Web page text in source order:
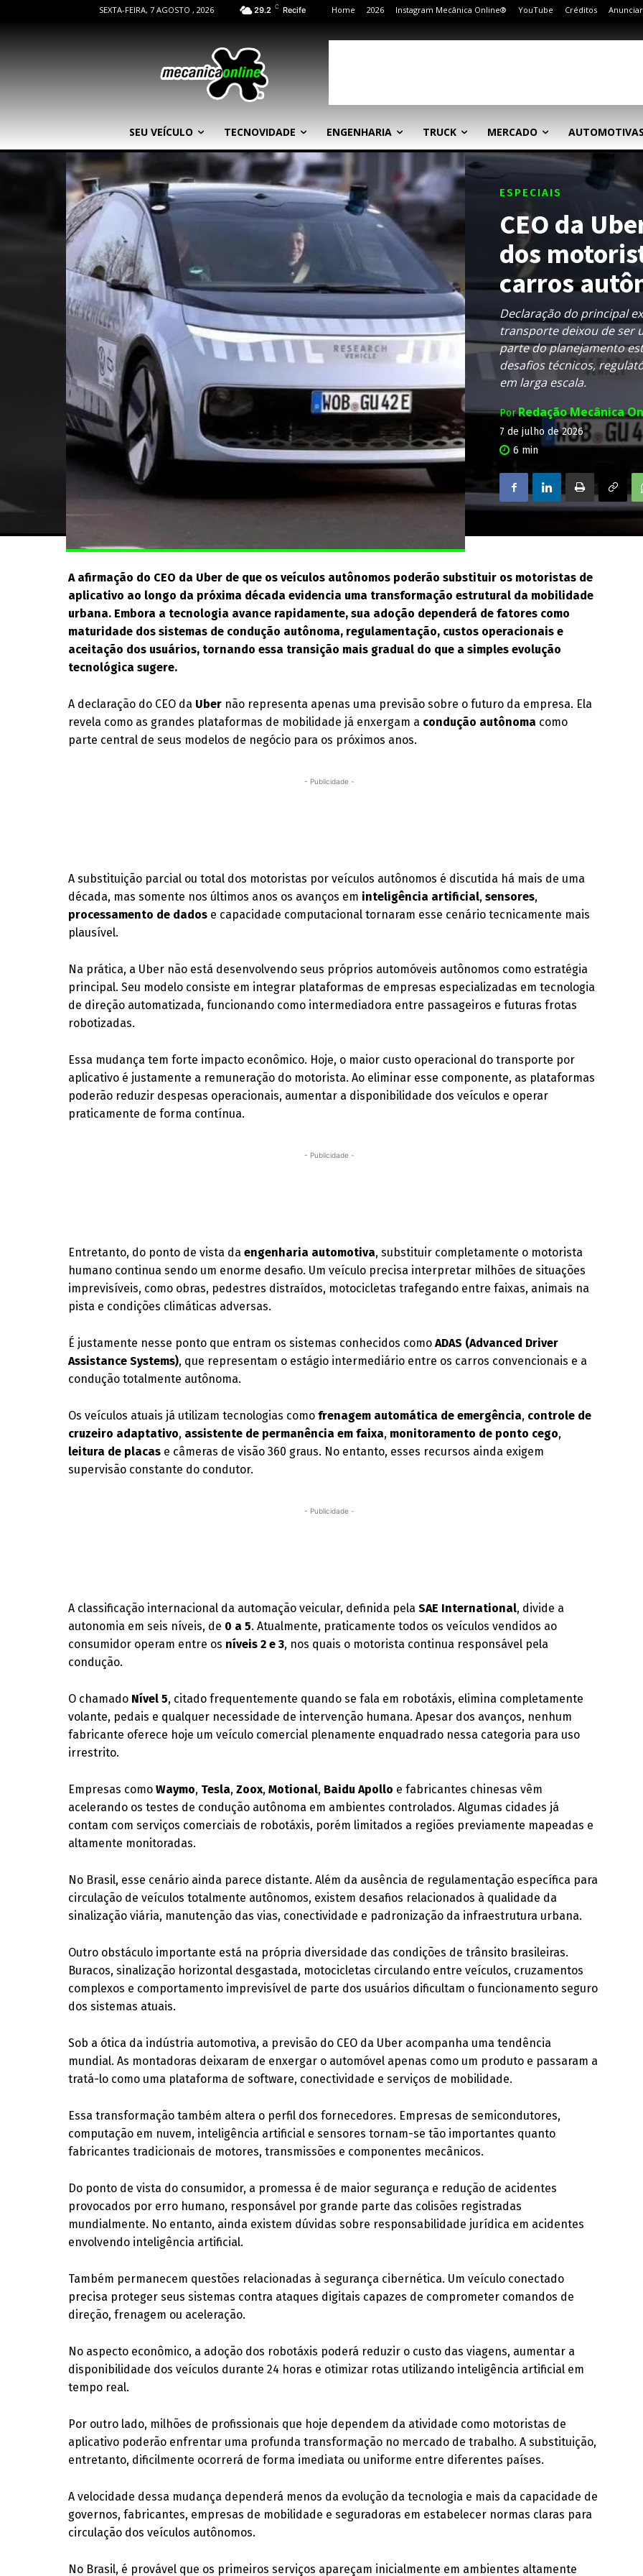
SEXTA-FEIRA, 7 AGOSTO , 2026 29.2 C Recife Home 2026 Instagram Mecânica Online® YouTube Créditos Anunciar
SEU VEÍCULO TECNOVIDADE ENGENHARIA TRUCK MERCADO AUTOMOTIVAS
ESPECIAIS
CEO da
dos
carros
Declaração do principal
transporte deixou de ser
parte do planejamento
desafios técnicos,
em larga escala.
PorRedação Mecânica
7 de julho de 2026
6 min
A afirmação do CEO da Uber de que os veículos autônomos poderão substituir os motoristas de
aplicativo ao longo da próxima década evidencia uma transformação estrutural da mobilidade
urbana. Embora a tecnologia avance rapidamente, sua adoção dependerá de fatores como
maturidade dos sistemas de condução autônoma, regulamentação, custos operacionais e
aceitação dos usuários, tornando essa transição mais gradual do que a simples evolução
tecnológica sugere.
A declaração do CEO da Uber não representa apenas uma previsão sobre o futuro da empresa. Ela
revela como as grandes plataformas de mobilidade já enxergam a condução autônoma como
parte central de seus modelos de negócio para os próximos anos.
- Publicidade -
A substituição parcial ou total dos motoristas por veículos autônomos é discutida há mais de uma
década, mas somente nos últimos anos os avanços em inteligência artificial,sensores,
processamento de dados e capacidade computacional tornaram esse cenário tecnicamente mais
plausível.
Na prática, a Uber não está desenvolvendo seus próprios automóveis autônomos como estratégia
principal. Seu modelo consiste em integrar plataformas de empresas especializadas em tecnologia
de direção automatizada, funcionando como intermediadora entre passageiros e futuras frotas
robotizadas.
Essa mudança tem forte impacto econômico. Hoje, o maior custo operacional do transporte por
aplicativo é justamente a remuneração do motorista. Ao eliminar esse componente, as plataformas
poderão reduzir despesas operacionais, aumentar a disponibilidade dos veículos e operar
praticamente de forma contínua.
- Publicidade -
Entretanto, do ponto de vista daengenharia automotiva, substituir completamente o motorista
humano continua sendo um enorme desafio. Um veículo precisa interpretar milhões de situações
imprevisíveis, como obras, pedestres distraídos, motocicletas trafegando entre faixas, animais na
pista e condições climáticas adversas.
É justamente nesse ponto que entram os sistemas conhecidos comoADAS (Advanced Driver
Assistance Systems), que representam o estágio intermediário entre os carros convencionais e a
condução totalmente autônoma.
Os veículos atuais já utilizam tecnologias comofrenagem automática de emergência, controle de
cruzeiro adaptativo, assistente de permanência em faixa, monitoramento de ponto cego,
leitura de placas e câmeras de visão 360 graus. No entanto, esses recursos ainda exigem
supervisão constante do condutor.
- Publicidade -
A classificação internacional da automação veicular, definida pelaSAE International, divide a
autonomia em seis níveis, de 0 a 5. Atualmente, praticamente todos os veículos vendidos ao
consumidor operam entre os níveis 2 e 3, nos quais o motorista continua responsável pela
condução.
O chamado Nível 5, citado frequentemente quando se fala em robotáxis, elimina completamente
volante, pedais e qualquer necessidade de intervenção humana. Apesar dos avanços, nenhum
fabricante oferece hoje um veículo comercial plenamente enquadrado nessa categoria para uso
irrestrito.
Empresas comoWaymo, Tesla,Zoox,Motional, Baidu Apollo e fabricantes chinesas vêm
acelerando os testes de condução autônoma em ambientes controlados. Algumas cidades já
contam com serviços comerciais de robotáxis, porém limitados a regiões previamente mapeadas e
altamente monitoradas.
No Brasil, esse cenário ainda parece distante. Além da ausência de regulamentação específica para
circulação de veículos totalmente autônomos, existem desafios relacionados à qualidade da
sinalização viária, manutenção das vias, conectividade e padronização da infraestrutura urbana.
Outro obstáculo importante está na própria diversidade das condições de trânsito brasileiras.
Buracos, sinalização horizontal desgastada, motocicletas circulando entre veículos, cruzamentos
complexos e comportamento imprevisível de parte dos usuários dificultam o funcionamento seguro
dos sistemas atuais.
Sob a ótica da indústria automotiva, a previsão do CEO da Uber acompanha uma tendência
mundial. As montadoras deixaram de enxergar o automóvel apenas como um produto e passaram a
tratá-lo como uma plataforma de software, conectividade e serviços de mobilidade.
Essa transformação também altera o perfil dos fornecedores. Empresas de semicondutores,
computação em nuvem, inteligência artificial e sensores tornam-se tão importantes quanto
fabricantes tradicionais de motores, transmissões e componentes mecânicos.
Do ponto de vista do consumidor, a promessa é de maior segurança e redução de acidentes
provocados por erro humano, responsável por grande parte das colisões registradas
mundialmente. No entanto, ainda existem dúvidas sobre responsabilidade jurídica em acidentes
envolvendo inteligência artificial.
Também permanecem questões relacionadas à segurança cibernética. Um veículo conectado
precisa proteger seus sistemas contra ataques digitais capazes de comprometer comandos de
direção, frenagem ou aceleração.
No aspecto econômico, a adoção dos robotáxis poderá reduzir o custo das viagens, aumentar a
disponibilidade dos veículos durante 24 horas e otimizar rotas utilizando inteligência artificial em
tempo real.
Por outro lado, milhões de profissionais que hoje dependem da atividade como motoristas de
aplicativo poderão enfrentar uma profunda transformação no mercado de trabalho. A substituição,
entretanto, dificilmente ocorrerá de forma imediata ou uniforme entre diferentes países.
A velocidade dessa mudança dependerá menos da evolução da tecnologia e mais da capacidade de
governos, fabricantes, empresas de mobilidade e seguradoras em estabelecer normas claras para
circulação dos veículos autônomos.
No Brasil, é provável que os primeiros serviços apareçam inicialmente em ambientes altamente